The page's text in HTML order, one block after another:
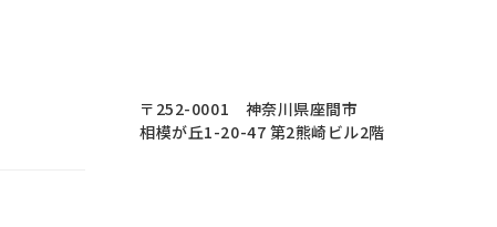
〒252-0001 神奈川県座間市
相模が丘1-20-47 第2熊崎ビル2階